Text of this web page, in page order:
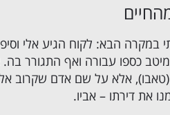
במקרה הבא: לקוח הגיע אלי
כספו עבורה ואף התגורר
אלא על שם אדם שקרוב
את דירתו – אביו.